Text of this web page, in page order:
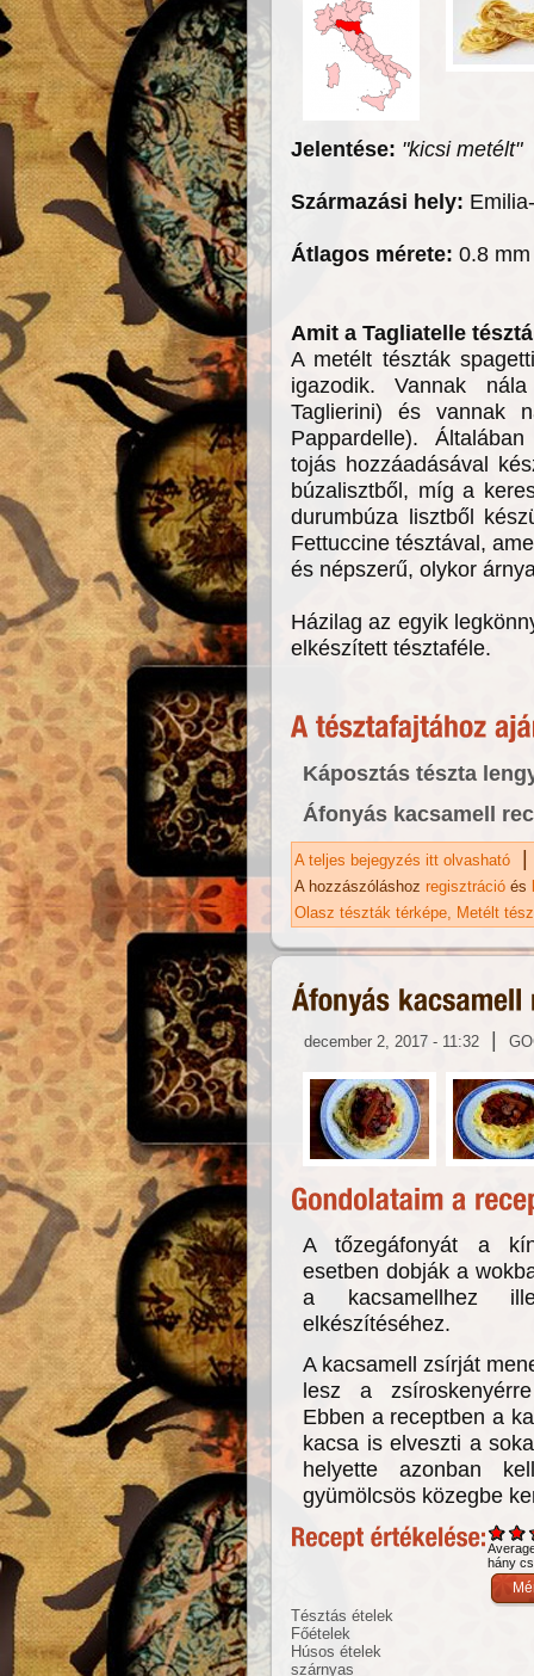
Jelentése: "kicsi metélt"
Származási hely:
Átlagos mérete: 0.8
Amit a Tagliatelle
A metélt tészták
igazodik. Vannak
Taglierini) és vannak
Pappardelle).
tojás hozzáadásával
búzalisztből, míg a
durumbúza lisztből
Fettuccine tésztával,
és népszerű, olykor
Házilag az egyik
elkészített tésztaféle.
Káposztás tészta
Áfonyás kacsamell
A teljes bejegyzés itt olvasható |
A hozzászóláshoz regisztráció és
Olasz tészták térképe Metélt
december 2, 2017 - 11:32 |
A tőzegáfonyát a
esetben dobják a
a kacsamellhez
elkészítéséhez.
A kacsamell zsírját
lesz a
Ebben a receptben a
kacsa is elveszti a
helyette azonban
gyümölcsös közegbe
hány
Tésztás ételek
Főételek
Húsos ételek
szárnyas